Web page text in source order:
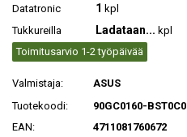
Datatronic 1 kpl
Tukkureilla
Ladataan... kpl
Toimitusarvio 1-2 työpäivää
Valmistaja:
ASUS
Tuotekoodi:
90GC0160-BST0C0
EAN:
4711081760672